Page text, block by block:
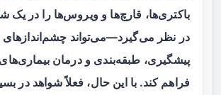
باکتری‌ها، قارچ‌ها و ویروس‌ها را در یک
در نظر می‌گیرد—می‌تواند چشم‌اندازهای
پیشگیری، طبقه‌بندی و درمان
فراهم کند. با این حال، فعلاً شواهد در